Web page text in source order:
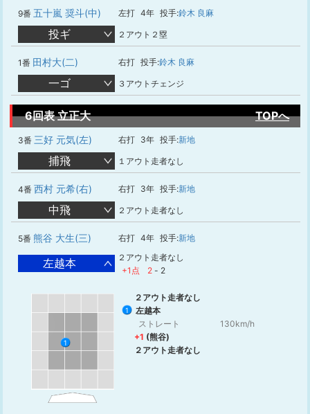
9番 五十嵐 奨斗(中) 左打 4年 投手:鈴木 良麻
投ギ ２アウト２塁
1番 田村大(二) 右打 投手:鈴木 良麻
一ゴ ３アウトチェンジ
6回表 立正大 TOPへ
3番 三好 元気(左) 右打 3年 投手:新地
捕飛 １アウト走者なし
4番 西村 元希(右) 右打 3年 投手:新地
中飛 ２アウト走者なし
5番 熊谷 大生(三) 右打 4年 投手:新地
左越本
２アウト走者なし
+1点
2 - 2
1
２アウト走者なし
1
左越本
ストレート
130km/h
+1 (熊谷)
２アウト走者なし